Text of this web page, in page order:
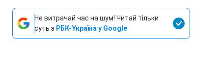
Не витрачай час на шум! Читай тільки
суть з РБК-Україна у Google